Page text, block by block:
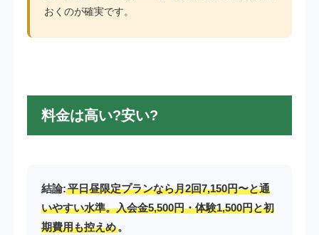
おくのが確実です。
料金は高い?安い?
結論:平日昼限定プランなら月2回7,150円〜と通
いやすい水準。入会金5,500円・体験1,500円と初
期費用も控えめ。